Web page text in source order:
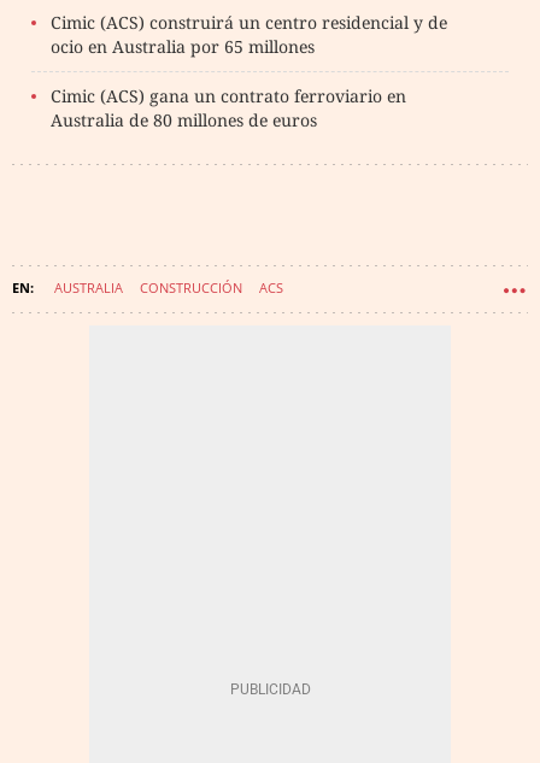
Cimic (ACS) construirá un centro residencial y de
ocio en Australia por 65 millones
Cimic (ACS) gana un contrato ferroviario en
Australia de 80 millones de euros
AUSTRALIA CONSTRUCCIÓN ACS